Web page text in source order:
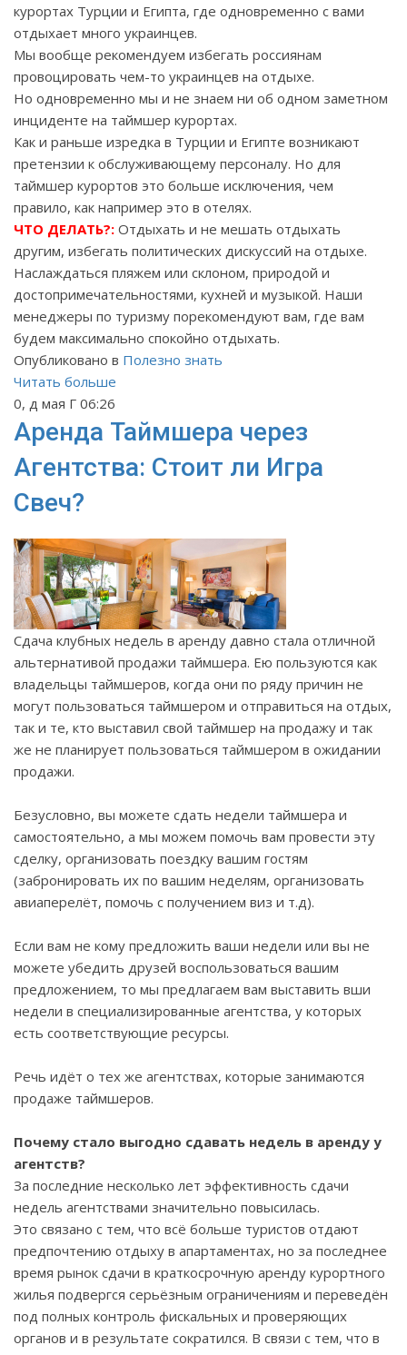
курортах Турции и Египта, где одновременно с вами
отдыхает много украинцев.
Мы вообще рекомендуем избегать россиянам
провоцировать чем-то украинцев на отдыхе.
Но одновременно мы и не знаем ни об одном заметном
инциденте на таймшер курортах.
Как и раньше изредка в Турции и Египте возникают
претензии к обслуживающему персоналу. Но для
таймшер курортов это больше исключения, чем
правило, как например это в отелях.
ЧТО ДЕЛАТЬ?: Отдыхать и не мешать отдыхать
другим, избегать политических дискуссий на отдыхе.
Наслаждаться пляжем или склоном, природой и
достопримечательностями, кухней и музыкой. Наши
менеджеры по туризму порекомендуют вам, где вам
будем максимально спокойно отдыхать.
Опубликовано в Полезно знать
Читать больше
0, д мая Г 06:26
Аренда Таймшера через
Агентства: Стоит ли Игра
Свеч?
Сдача клубных недель в аренду давно стала отличной
альтернативой продажи таймшера. Ею пользуются как
владельцы таймшеров, когда они по ряду причин не
могут пользоваться таймшером и отправиться на отдых,
так и те, кто выставил свой таймшер на продажу и так
же не планирует пользоваться таймшером в ожидании
продажи.
Безусловно, вы можете сдать недели таймшера и
самостоятельно, а мы можем помочь вам провести эту
сделку, организовать поездку вашим гостям
(забронировать их по вашим неделям, организовать
авиаперелёт, помочь с получением виз и т.д).
Если вам не кому предложить ваши недели или вы не
можете убедить друзей воспользоваться вашим
предложением, то мы предлагаем вам выставить вши
недели в специализированные агентства, у которых
есть соответствующие ресурсы.
Речь идёт о тех же агентствах, которые занимаются
продаже таймшеров.
Почему стало выгодно сдавать недель в аренду у
агентств?
За последние несколько лет эффективность сдачи
недель агентствами значительно повысилась.
Это связано с тем, что всё больше туристов отдают
предпочтению отдыху в апартаментах, но за последнее
время рынок сдачи в краткосрочную аренду курортного
жилья подвергся серьёзным ограничениям и переведён
под полных контроль фискальных и проверяющих
органов и в результате сократился. В связи с тем, что в